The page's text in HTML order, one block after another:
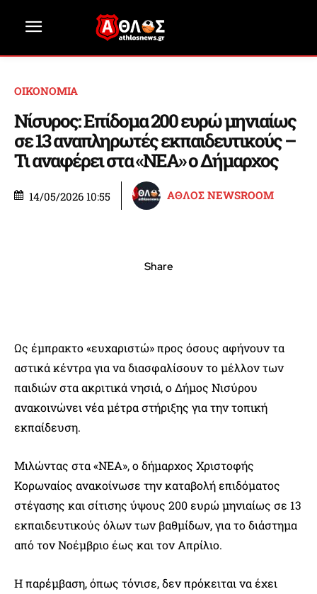
ΟΙΚΟΝΟΜΙΑ
Νίσυρος: Επίδομα 200 ευρώ μηνιαίως
σε 13 αναπληρωτές εκπαιδευτικούς –
Τι αναφέρει στα «ΝΕΑ» ο Δήμαρχος
14/05/2026 10:55 ΑΘΛΟΣ NEWSROOM
Share
Ως έμπρακτο «ευχαριστώ» προς όσους αφήνουν τα
αστικά κέντρα για να διασφαλίσουν το μέλλον των
παιδιών στα ακριτικά νησιά, ο Δήμος Νισύρου
ανακοινώνει νέα μέτρα στήριξης για την τοπική
εκπαίδευση.
Μιλώντας στα «ΝΕΑ», ο δήμαρχος Χριστοφής
Κορωναίος ανακοίνωσε την καταβολή επιδόματος
στέγασης και σίτισης ύψους 200 ευρώ μηνιαίως σε 13
εκπαιδευτικούς όλων των βαθμίδων, για το διάστημα
από τον Νοέμβριο έως και τον Απρίλιο.
Η παρέμβαση, όπως τόνισε, δεν πρόκειται να έχει